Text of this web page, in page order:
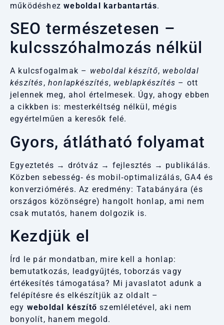
működéshezweboldal karbantartás.
SEO természetesen –
kulcsszóhalmozás nélkül
A kulcsfogalmak – weboldal készítő, weboldal
készítés,honlapkészítés, weblapkészítés – ott
jelennek meg, ahol értelmesek. Úgy, ahogy ebben
a cikkben is: mesterkéltség nélkül, mégis
egyértelműen a keresők felé.
Gyors, átlátható folyamat
Egyeztetés → drótváz → fejlesztés → publikálás.
Közben sebesség‑ és mobil‑optimalizálás, GA4 és
konverziómérés. Az eredmény: Tatabányára (és
országos közönségre) hangolt honlap, ami nem
csak mutatós, hanem dolgozik is.
Kezdjük el
Írd le pár mondatban, mire kell a honlap:
bemutatkozás, leadgyűjtés, toborzás vagy
értékesítés támogatása? Mi javaslatot adunk a
felépítésre és elkészítjük az oldalt –
egy weboldal készítő szemléletével, aki nem
bonyolít, hanem megold.